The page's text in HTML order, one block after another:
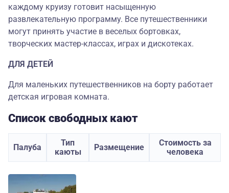
каждому круизу готовит насыщенную
развлекательную программу. Все путешественники
могут принять участие в веселых бортовках,
творческих мастер-классах, играх и дискотеках.
ДЛЯ ДЕТЕЙ
Для маленьких путешественников на борту работает
детская игровая комната.
Список свободных кают
Палуба
Тип
каюты
Размещение
Стоимость за
человека